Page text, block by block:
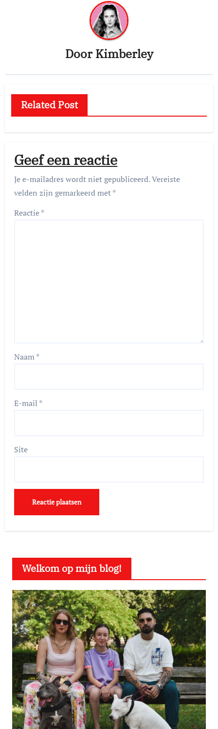
DoorKimberley
Related Post
Geef een reactie
Je e-mailadres wordt niet gepubliceerd.Vereiste
velden zijn gemarkeerd met*
Reactie*
Naam*
E-mail *
Site
Welkom op mijn blog!